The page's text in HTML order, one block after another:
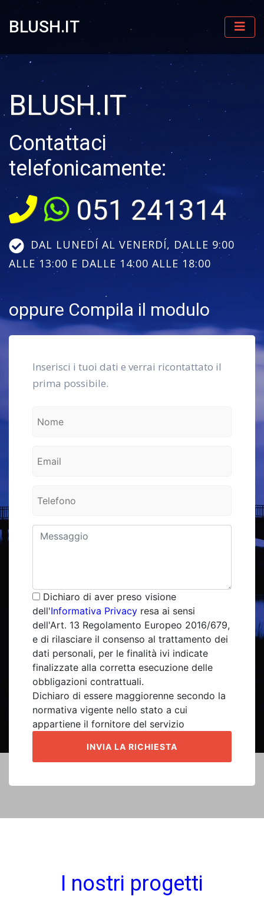
BLUSH.IT
BLUSH.IT
Contattaci
telefonicamente:
051 241314
DAL LUNEDÍ AL VENERDÍ, DALLE 9:00
ALLE 13:00 E DALLE 14:00 ALLE 18:00
oppure Compila il modulo
Inserisci i tuoi dati e verrai ricontattato il
prima possibile.
Dichiaro di aver preso visione
dell'Informativa Privacy resa ai sensi
dell'Art. 13 Regolamento Europeo 2016/679,
e di rilasciare il consenso al trattamento dei
dati personali, per le finalità ivi indicate
finalizzate alla corretta esecuzione delle
obbligazioni contrattuali.
Dichiaro di essere maggiorenne secondo la
normativa vigente nello stato a cui
appartiene il fornitore del servizio
I nostri progetti